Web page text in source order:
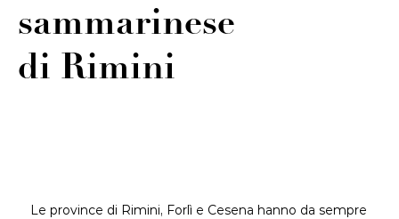
sammarinese
di Rimini
Le province di Rimini, Forlì e Cesena hanno da sempre